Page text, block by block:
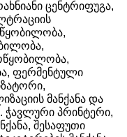
ცენტრიფუგა,
ფერმენტული
მანქანა და
ჭავლური პრინტერი,
შესაფუთი